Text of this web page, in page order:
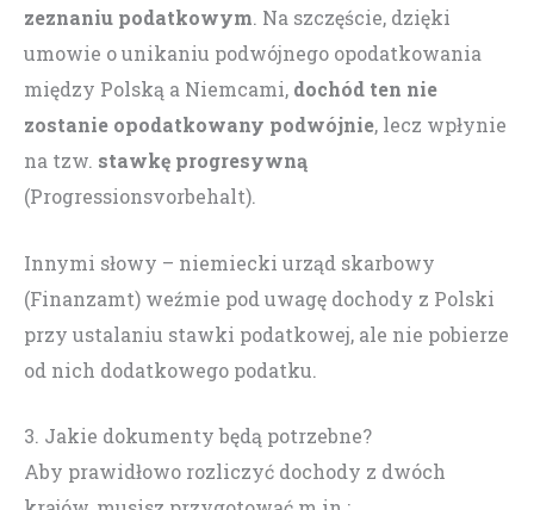
zeznaniu podatkowym. Na szczęście, dzięki
umowie o unikaniu podwójnego opodatkowania
między Polską a Niemcami, dochód ten nie
zostanie opodatkowany podwójnie, lecz wpłynie
na tzw. stawkę progresywną
(Progressionsvorbehalt).
Innymi słowy – niemiecki urząd skarbowy
(Finanzamt) weźmie pod uwagę dochody z Polski
przy ustalaniu stawki podatkowej, ale nie pobierze
od nich dodatkowego podatku.
3. Jakie dokumenty będą potrzebne?
Aby prawidłowo rozliczyć dochody z dwóch